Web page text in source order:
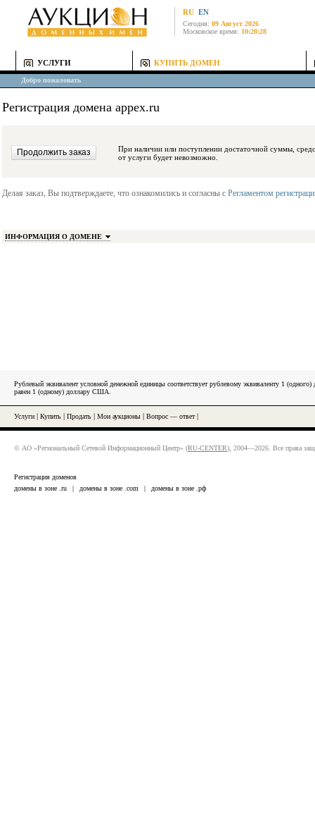
RU EN
Сегодня: 09 Август 2026
Московское время: 10:28:28
УСЛУГИ КУПИТЬ ДОМЕН
Добро пожаловать
Регистрация домена appex.ru
При наличии или поступлении достаточной суммы, средства будут
от услуги будет невозможно.
Делая заказ, Вы подтверждаете, что ознакомились и согласны с Регламентом
ИНФОРМАЦИЯ О ДОМЕНЕ
Рублевый эквивалент условной денежной единицы соответствует рублевому эквиваленту 1
равен 1 (одному) доллару США.
Услуги Купить Продать Мои аукционы Вопрос — ответ|
© АО «Региональный Сетевой Информационный Центр» (RU-CENTER), 2004—2026. Все права
Регистрация доменов
домены в зоне .ru
| домены в зоне .com | домены в зоне .рф